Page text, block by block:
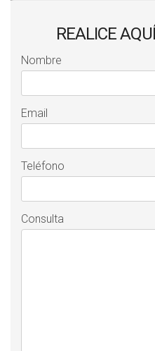
REALICE
Nombre
Email
Teléfono
Consulta